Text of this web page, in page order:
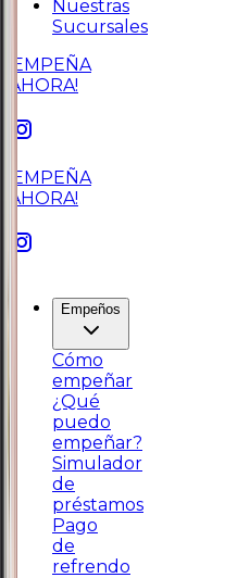
Nuestras
Sucursales
¡EMPEÑA
AHORA!
¡EMPEÑA
AHORA!
Empeños
Cómo
empeñar
¿Qué
puedo
empeñar?
Simulador
de
préstamos
Pago
de
refrendo